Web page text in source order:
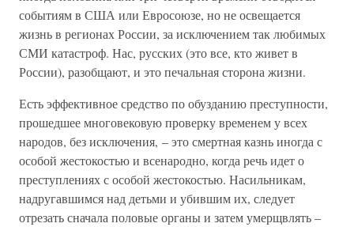
событиям в США или Евросоюзе, но не освещается
жизнь в регионах России, за исключением так любимых
СМИ катастроф. Нас, русских (это все, кто живет в
России), разобщают, и это печальная сторона жизни.
Есть эффективное средство по обузданию преступности,
прошедшее многовековую проверку временем у всех
народов, без исключения, – это смертная казнь иногда с
особой жестокостью и всенародно, когда речь идет о
преступлениях с особой жестокостью. Насильникам,
надругавшимся над детьми и убившим их, следует
отрезать сначала половые органы и затем умерщвлять –